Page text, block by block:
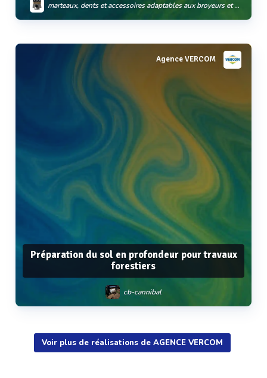
marteaux, dents et accessoires adaptables aux broyeurs et cribles doppstadt
Agence VERCOM
Préparation du sol en profondeur pour travaux
forestiers
cb-cannibal
Voir plus
Voir plus de réalisations de AGENCE VERCOM